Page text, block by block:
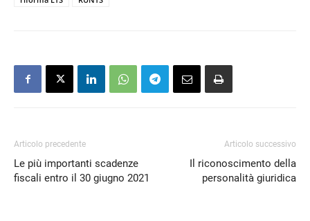
Articolo precedente
Le più importanti scadenze
fiscali entro il 30 giugno 2021
Articolo successivo
Il riconoscimento della
personalità giuridica